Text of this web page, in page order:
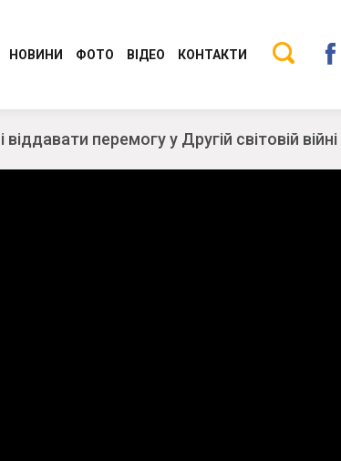
Консервативно-
НОВИНИ
Молодіжний Рух
Разом до перемоги
ФОТО ВІДЕО КОНТАКТИ
перемогу у Другій світовій війні